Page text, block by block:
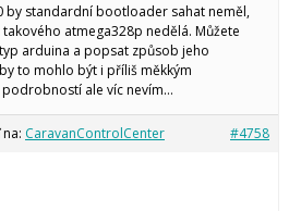
by standardní bootloader sahat neměl,
atmega328p nedělá. Můžete
arduina a popsat způsob jeho
to mohlo být i příliš měkkým
ale víc nevím…
CaravanControlCenter #4758